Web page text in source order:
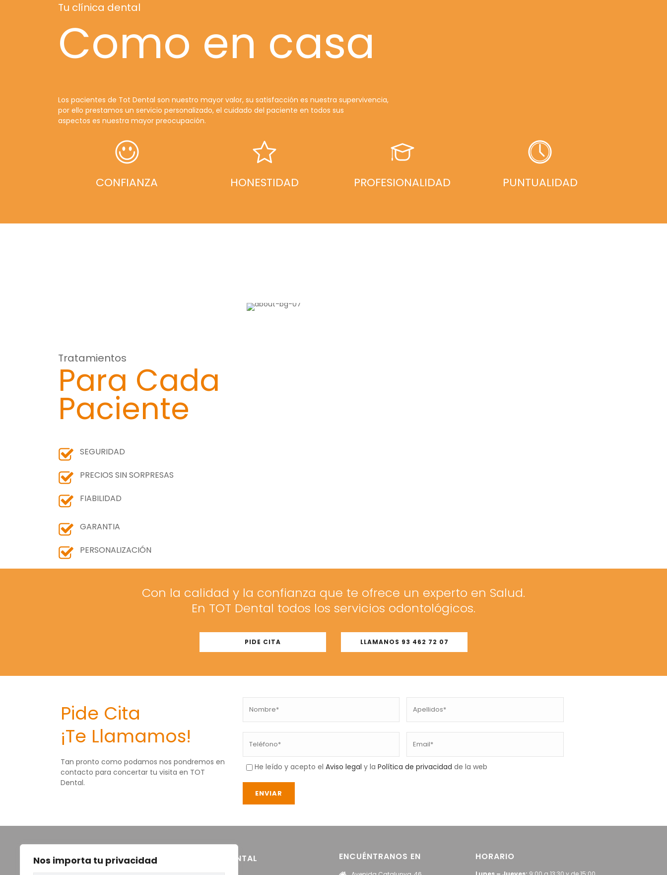
Nos importa tu privacidad
Tu clínica dental
Como en casa
Los pacientes de Tot Dental son nuestro mayor valor, su satisfacción es nuestra supervivencia,
por ello prestamos un servicio personalizado, el cuidado del paciente en todos sus
aspectos es nuestra mayor preocupación.
CONFIANZA HONESTIDAD PROFESIONALIDAD PUNTUALIDAD
Tratamientos
Para Cada
Paciente
SEGURIDAD
PRECIOS SIN SORPRESAS
FIABILIDAD
GARANTIA
PERSONALIZACIÓN
Con la calidad y la confianza que te ofrece un experto en Salud.
En TOT Dental todos los servicios odontológicos.
PIDE CITA LLAMANOS 93 462 72 07
Pide Cita
¡Te Llamamos!
Tan pronto como podamos nos pondremos en
contacto para concertar tu visita en TOT
Dental.
He leído y acepto el Aviso legal y la Política de privacidad de la web
TOT DENTAL ENCUÉNTRANOS EN HORARIO